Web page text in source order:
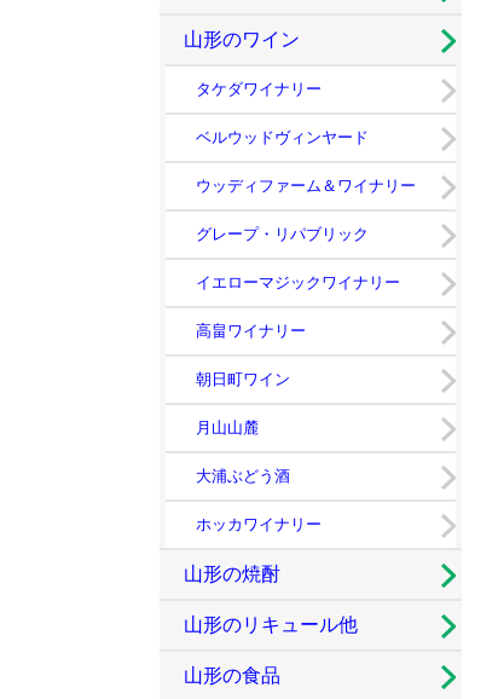
山形のワイン
タケダワイナリー
ベルウッドヴィンヤード
ウッディファーム＆ワイナリー
グレープ・リパブリック
イエローマジックワイナリー
高畠ワイナリー
朝日町ワイン
月山山麓
大浦ぶどう酒
ホッカワイナリー
山形の焼酎
山形のリキュール他
山形の食品